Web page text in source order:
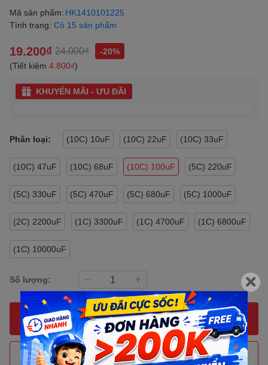
Mã sản phẩm: HK1410101225
Tình trạng: Có 15 sản phẩm
19.200₫ 24.000₫
-20%
(Tiết kiệm 4.800₫)
KHUYẾN MÃI - ƯU ĐÃI
Phân loại: (10C) 10uF (10C) 22uF (10C) 33uF
(10C) 47uF (10C) 68uF (10C) 100uF (5C) 220uF
(5C) 330uF (5C) 470uF (5C) 680uF (5C) 1000uF
(2C) 2200uF (1C) 3300uF (1C) 4700uF (1C) 6800uF
(1C) 10000uF
Số lượng:
MUA NGAY
THÊM VÀO GIỎ HÀNG